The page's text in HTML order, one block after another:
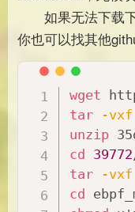
如果无法下载
你也可以找其他
wget
tar
-vxf
unzip
cd 39772
tar
-vxf
cd